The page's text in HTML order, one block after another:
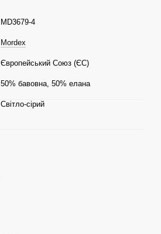
MD3679-4
Mordex
Європейський Союз (ЄС)
50% бавовна, 50% елана
Світло-сірий